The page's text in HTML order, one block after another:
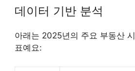
데이터 기반 분석
아래는 2025년의 주요 부동산
표예요: